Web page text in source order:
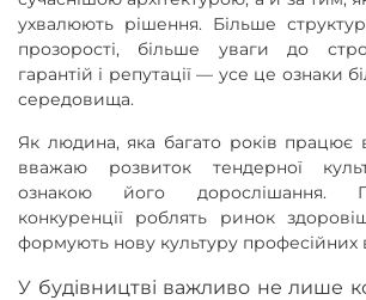
ухвалюють рішення. Більше
прозорості, більше уваги до
гарантій і репутації — усе це ознаки
середовища.
Як людина, яка багато років працює
вважаю розвиток тендерної
ознакою його дорослішання.
конкуренції роблять ринок
формують нову культуру професійних
У будівництві важливо не лише